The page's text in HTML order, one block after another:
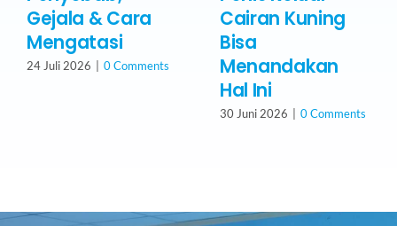
Gejala & Cara
Mengatasi
24 Juli 2026 0 Comments
Cairan Kuning
Bisa
Menandakan
Hal Ini
30 Juni 2026 0 Comments